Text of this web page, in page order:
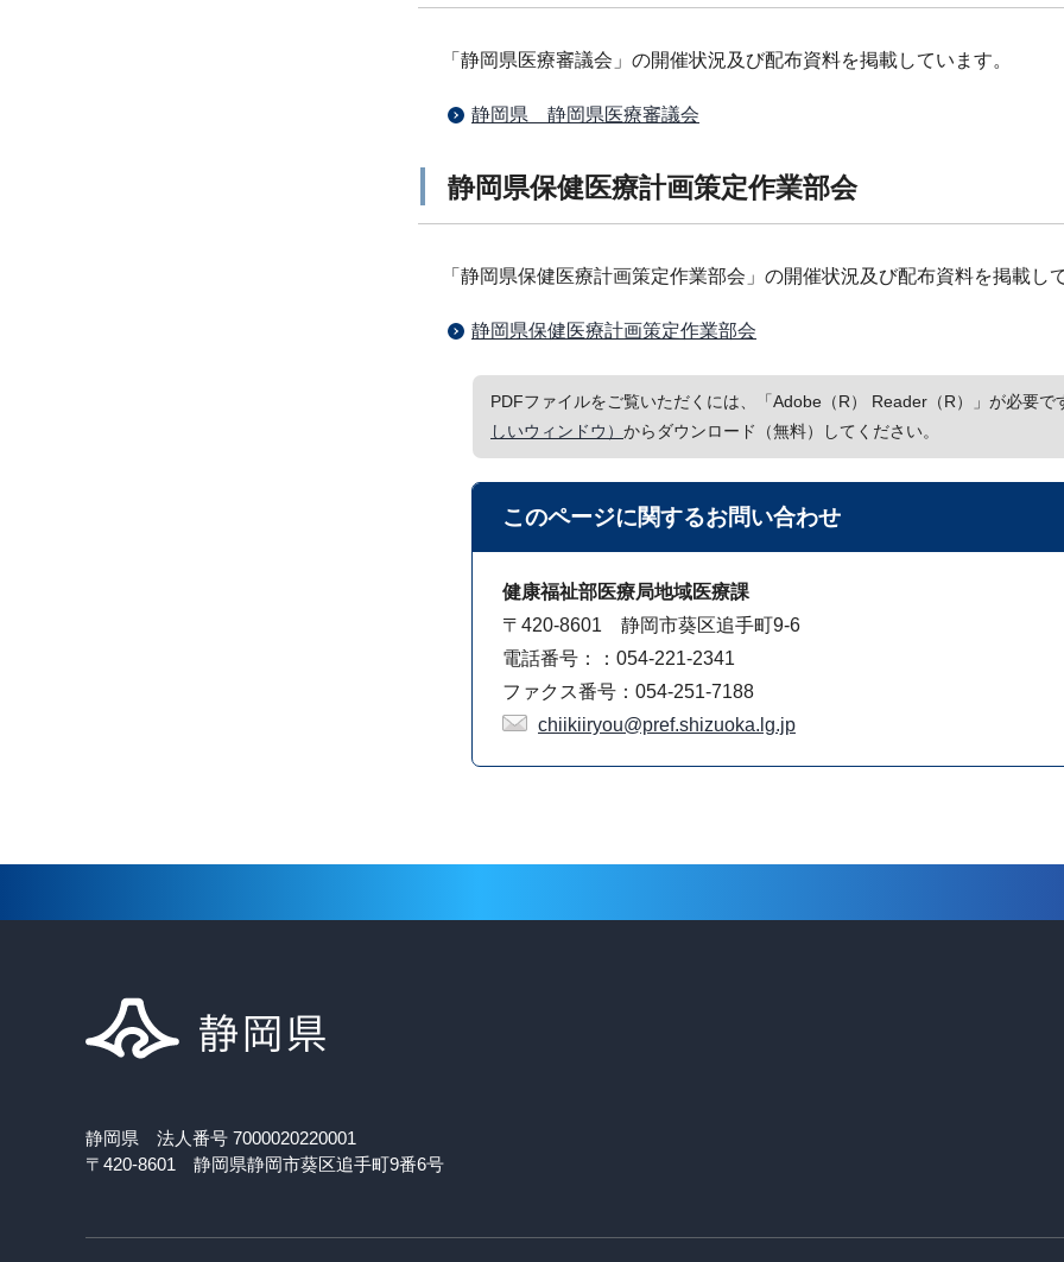
「静岡県医療審議会」の開催状況及び配布資料を掲載しています。
静岡県 静岡県医療審議会
静岡県保健医療計画策定作業部会
「静岡県保健医療計画策定作業部会」の開催状況及び配布資料を掲載し
静岡県保健医療計画策定作業部会
PDFファイルをご覧いただくには、「Adobe（R） Reader（R）」が必要で
しいウィンドウ） からダウンロード（無料）してください。
このページに関するお問い合わせ
健康福祉部医療局地域医療課
〒420-8601 静岡市葵区追手町9-6
電話番号：：054-221-2341
ファクス番号：054-251-7188
chiikiiryou@pref.shizuoka.lg.jp
静岡県 法人番号 7000020220001
〒420-8601 静岡県静岡市葵区追手町9番6号